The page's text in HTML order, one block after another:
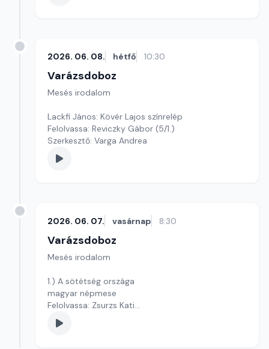
2026. 06. 08. hétfő 10:30
Varázsdoboz
Mesés irodalom
Lackfi János: Kövér Lajos színrelép
Felolvassa: Reviczky Gábor (5/1.)
Szerkesztő: Varga Andrea
2026. 06. 07. vasárnap 8:30
Varázsdoboz
Mesés irodalom
1.) A sötétség országa
magyar népmese
Felolvassa: Zsurzs Kati
Szerkesztő: Varga Andrea